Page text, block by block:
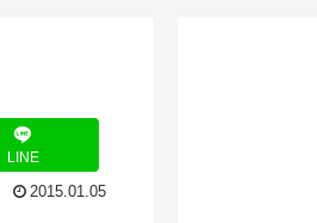
LINE
2015.01.05